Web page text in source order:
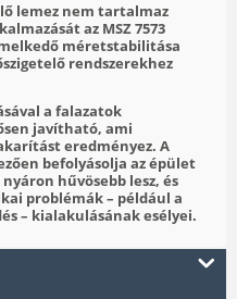
lemez nem tartalmaz
az MSZ 7573
méretstabilitása
rendszerekhez
a falazatok
javítható, ami
eredményez. A
befolyásolja az épület
hűvösebb lesz, és
problémák – például a
– kialakulásának esélyei.